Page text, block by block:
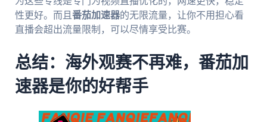
性更好。而且 番茄加速器的无限流量，让你不用担心看
直播会超出流量限制，可以尽情享受比赛。
总结：海外观赛不再难，番茄加
速器是你的好帮手